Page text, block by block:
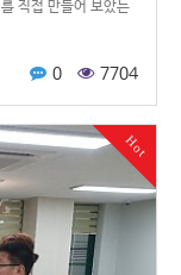
직접 만들어 보았는
0 7704
Hot